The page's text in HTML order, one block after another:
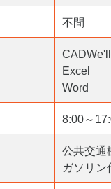
不問
Excel
Word
8:00～
公共交通
ガソリ